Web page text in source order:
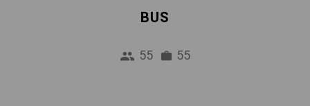
BUS
55 55